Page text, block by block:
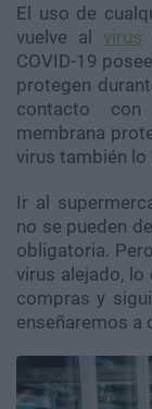
El uso de
vuelve al virus
COVID-19
protegen
contacto
membrana
virus también lo
Ir al
no se pueden
obligatoria.
virus alejado,
compras y
enseñaremos a